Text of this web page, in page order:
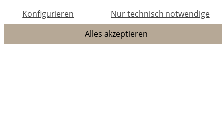
Nur technisch notwendige
Konfigurieren
Alles akzeptieren